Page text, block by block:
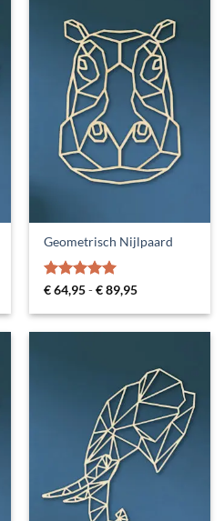
Geometrisch Nijlpaard
Gewaardeerd
€64,95-€89,95Prijsklasse:
tot